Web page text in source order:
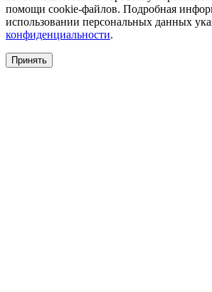
помощи cookie-файлов. Подробная
использовании персональных данных
конфиденциальности.
Принять